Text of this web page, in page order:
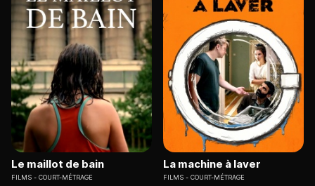
Le maillot de bain
FILMS COURT-MÉTRAGE
La machine à laver
FILMS COURT-MÉTRAGE